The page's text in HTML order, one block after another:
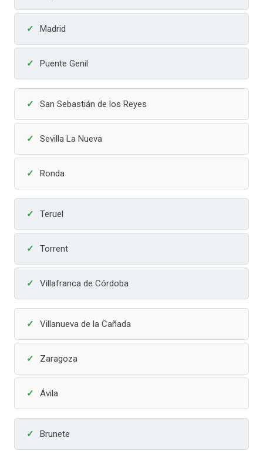
Madrid
Puente Genil
San Sebastián de los Reyes
Sevilla La Nueva
Ronda
Teruel
Torrent
Villafranca de Córdoba
Villanueva de la Cañada
Zaragoza
Ávila
Brunete